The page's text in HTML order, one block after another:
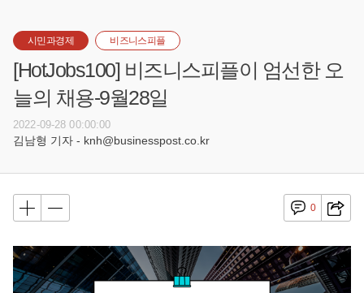
시민과경제 비즈니스피플
[HotJobs100] 비즈니스피플이 엄선한 오
늘의 채용-9월28일
2022-09-28 00:00:00
김남형 기자 - knh@businesspost.co.kr
0